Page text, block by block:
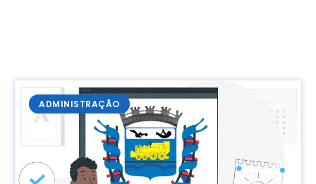
ADMINISTRAÇÃO